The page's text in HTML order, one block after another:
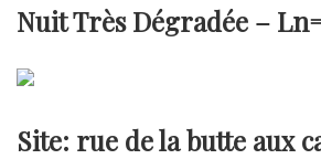
Nuit Très Dégradée –
Site: rue de la butte aux